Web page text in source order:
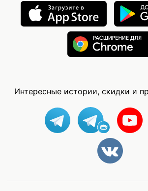
Интересные истории, скидки и